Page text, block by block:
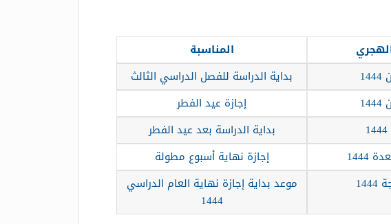
المناسبة
بداية الدراسة للفصل الدراسي الثالث
إجازة عيد الفطر
بداية الدراسة بعد عيد الفطر
إجازة نهاية أسبوع مطولة
موعد بداية إجازة نهاية العام الدراسي
1444